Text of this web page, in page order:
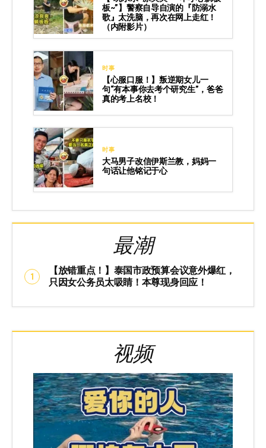
板~”】警察自导自演的『防溺水
歌』太洗脑，再次在网上走红！
（内附影片）
时事
【心服口服！】叛逆期女儿一
句“有本事你去考个研究生”，爸爸
真的考上名校！
时事
大马男子改信伊斯兰教，妈妈一
句话让他铭记于心
最潮
【放错重点！】泰国市政预算会议意外爆红，
只因女公务员太吸睛！本尊现身回应！
视频